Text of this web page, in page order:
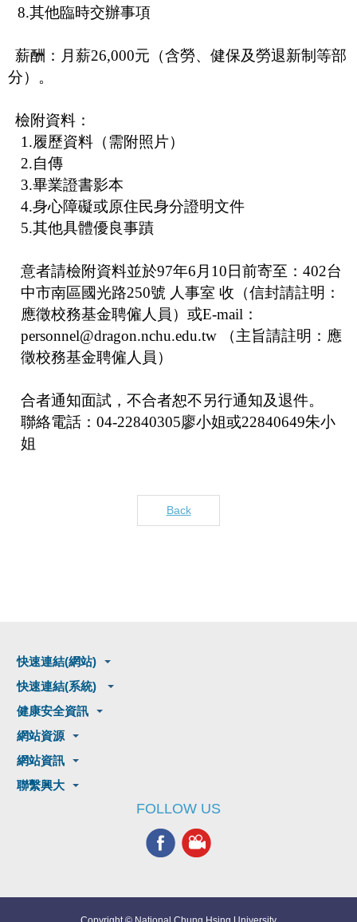
8.其他臨時交辦事項
薪酬：月薪26,000元（含勞、健保及勞退新制等部
分）。
檢附資料：
1.履歷資料（需附照片）
2.自傳
3.畢業證書影本
4.身心障礙或原住民身分證明文件
5.其他具體優良事蹟
意者請檢附資料並於97年6 月 10日前寄至： 402台
中市南區國光路250號 人事室 收（信封請註明：
應徵校務基金聘僱人員）或E-mail ：
personnel@dragon.nchu.edu.tw
（主旨請註明：應
徵校務基金聘僱人員）
合者通知面試，不合者恕不另行通知及退件。
聯絡電話： 04-22840305廖小姐或22840649朱小
姐
Back
快速連結(網站)
快速連結(系統)
健康安全資訊
網站資源
網站資訊
聯繫興大
FOLLOW US